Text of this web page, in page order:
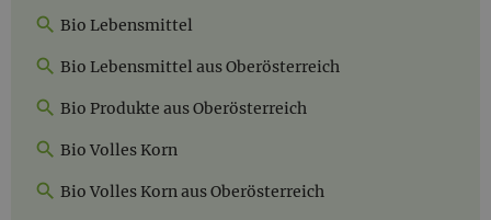
Bio Lebensmittel
Bio Lebensmittel aus Oberösterreich
Bio Produkte aus Oberösterreich
Bio Volles Korn
Bio Volles Korn aus Oberösterreich